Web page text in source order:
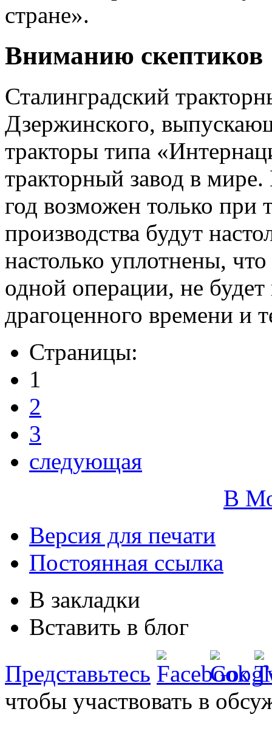
стране».
Вниманию скептиков
Сталинградский
Дзержинского,
тракторы типа
тракторный завод в
год возможен только при
производства будут
настолько уплотнены,
одной операции, не
драгоценного времени и
Страницы:
1
2
3
следующая
В
Версия для печати
Постоянная ссылка
В закладки
Вставить в блог
Представьтесь
чтобы участвовать в